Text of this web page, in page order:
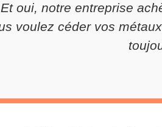
oui, notre entreprise
voulez céder vos